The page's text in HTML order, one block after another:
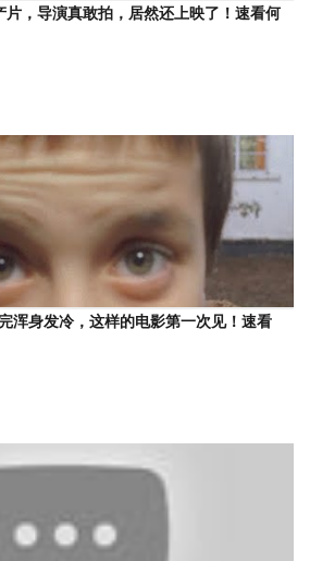
片，导演真敢拍，居然还上映了！速看何
浑身发冷，这样的电影第一次见！速看